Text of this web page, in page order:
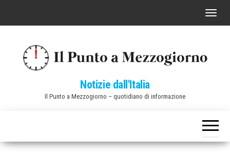
C
a
v
Notizie dall'Italia
Il Punto a Mezzogiorno – quotidiano di informazione